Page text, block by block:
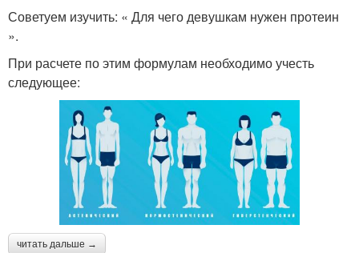
Советуем изучить: « Для чего девушкам нужен протеин
».
При расчете по этим формулам необходимо учесть
следующее:
читать дальше →